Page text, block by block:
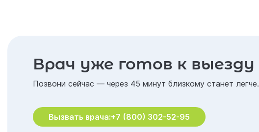
Врач уже готов к выезду
Позвони сейчас — через 45 минут близкому станет легче.
Вызвать врача:+7 (800) 302-52-95